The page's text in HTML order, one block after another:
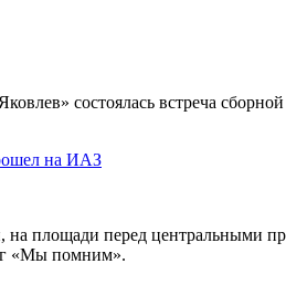
состоялась встреча
на ИАЗ
площади перед центральными
«Мы помним».